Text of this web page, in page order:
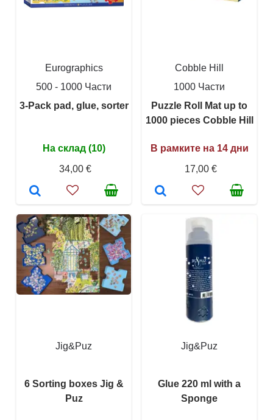
Eurographics
500 - 1000 Части
3-Pack pad, glue, sorter
На склад (10)
34,00 €
Cobble Hill
1000 Части
Puzzle Roll Mat up to
1000 pieces Cobble Hill
В рамките на 14 дни
17,00 €
Jig&Puz
6 Sorting boxes Jig &
Puz
Jig&Puz
Glue 220 ml with a
Sponge